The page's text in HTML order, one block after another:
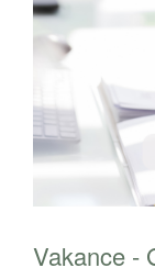
Vakance -